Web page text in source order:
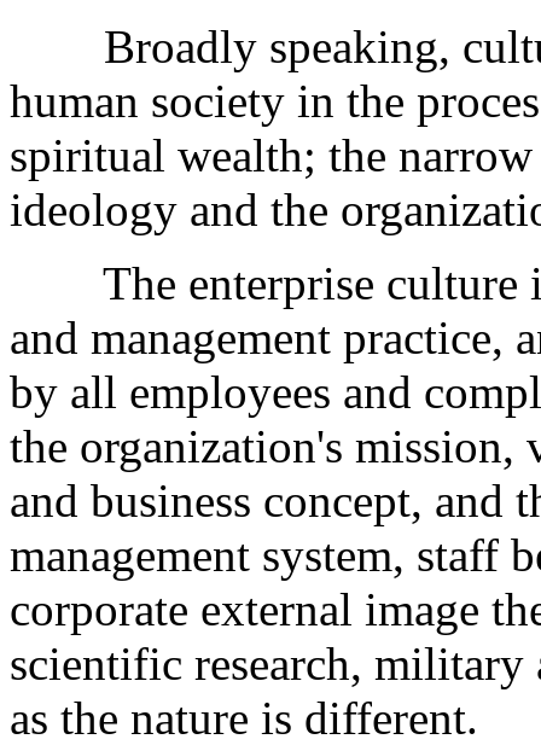
Broadly speaking,
human society in the
spiritual wealth; the
ideology and the
The enterprise culture
and management practice,
by all employees and
the organization's mission,
and business concept, and
management system, staff
corporate external image
scientific research, military
as the nature is different.